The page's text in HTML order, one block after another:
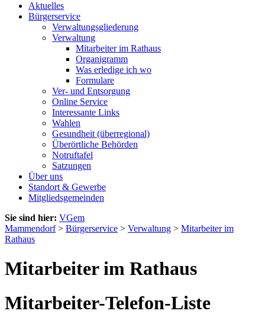
Aktuelles
Bürgerservice
Verwaltungsgliederung
Verwaltung
Mitarbeiter im Rathaus
Organigramm
Was erledige ich wo
Formulare
Ver- und Entsorgung
Online Service
Interessante Links
Wahlen
Gesundheit (überregional)
Überörtliche Behörden
Notruftafel
Satzungen
Über uns
Standort & Gewerbe
Mitgliedsgemeinden
Sie sind hier: VGem
Mammendorf> Bürgerservice > Verwaltung > Mitarbeiter im
Rathaus
Mitarbeiter im Rathaus
Mitarbeiter-Telefon-Liste